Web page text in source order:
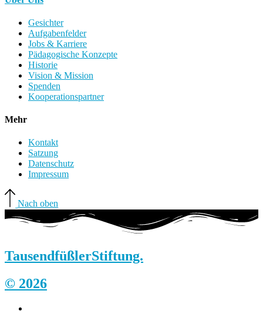
Gesichter
Aufgabenfelder
Jobs & Karriere
Pädagogische Konzepte
Historie
Vision & Mission
Spenden
Kooperationspartner
Mehr
Kontakt
Satzung
Datenschutz
Impressum
Nach oben
TausendfüßlerStiftung.
© 2026